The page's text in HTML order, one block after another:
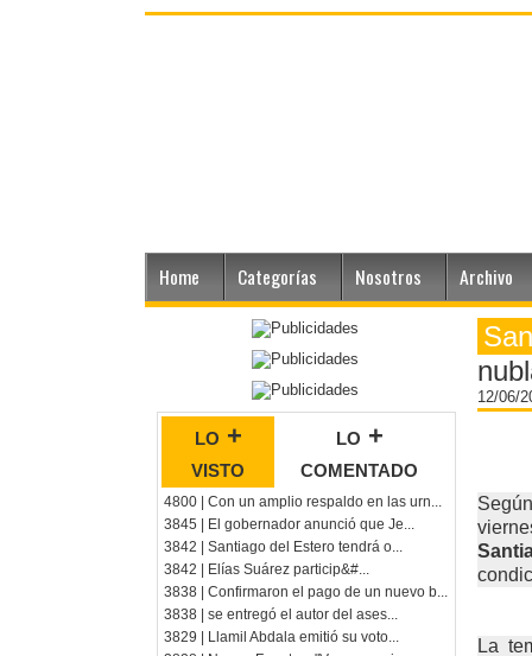
Home Categorías Nosotros Archivo
lo +
visto
lo +
comentado
4800 | Con un amplio respaldo en las urn...
3845 | El gobernador anunció que Je...
3842 | Santiago del Estero tendrá o...
3842 | Elías Suárez particip&#...
3838 | Confirmaron el pago de un nuevo b...
3838 | se entregó el autor del ases...
3829 | Llamil Abdala emitió su voto...
12/06/
La